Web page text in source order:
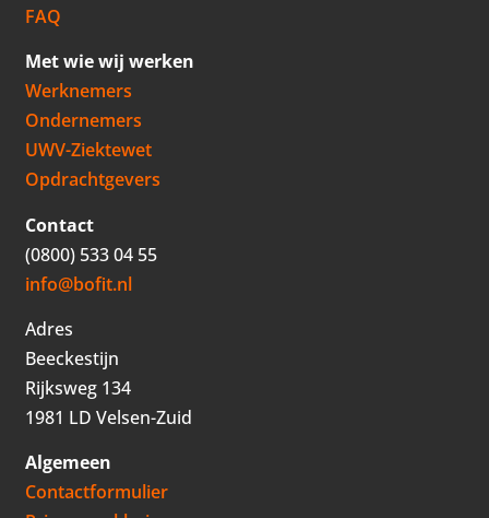
FAQ
Met wie wij werken
Werknemers
Ondernemers
UWV-Ziektewet
Opdrachtgevers
Contact
(0800) 533 04 55
info@bofit.nl
Adres
Beeckestijn
Rijksweg 134
1981 LD Velsen-Zuid
Algemeen
Contactformulier